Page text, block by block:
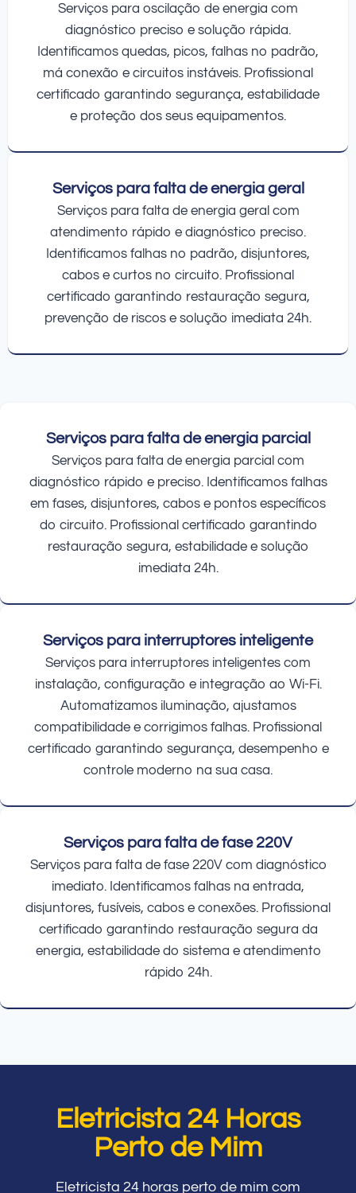
Serviços para oscilação de energia com
diagnóstico preciso e solução rápida.
Identificamos quedas, picos, falhas no padrão,
má conexão e circuitos instáveis. Profissional
certificado garantindo segurança, estabilidade
e proteção dos seus equipamentos.
Serviços para falta de energia geral
Serviços para falta de energia geral com
atendimento rápido e diagnóstico preciso.
Identificamos falhas no padrão, disjuntores,
cabos e curtos no circuito. Profissional
certificado garantindo restauração segura,
prevenção de riscos e solução imediata 24h.
Serviços para falta de energia parcial
Serviços para falta de energia parcial com
diagnóstico rápido e preciso. Identificamos falhas
em fases, disjuntores, cabos e pontos específicos
do circuito. Profissional certificado garantindo
restauração segura, estabilidade e solução
imediata 24h.
Serviços para interruptores inteligente
Serviços para interruptores inteligentes com
instalação, configuração e integração ao Wi-Fi.
Automatizamos iluminação, ajustamos
compatibilidade e corrigimos falhas. Profissional
certificado garantindo segurança, desempenho e
controle moderno na sua casa.
Serviços para falta de fase 220V
Serviços para falta de fase 220V com diagnóstico
imediato. Identificamos falhas na entrada,
disjuntores, fusíveis, cabos e conexões. Profissional
certificado garantindo restauração segura da
energia, estabilidade do sistema e atendimento
rápido 24h.
Eletricista 24 Horas
Perto de Mim
Eletricista 24 horas perto de mim com